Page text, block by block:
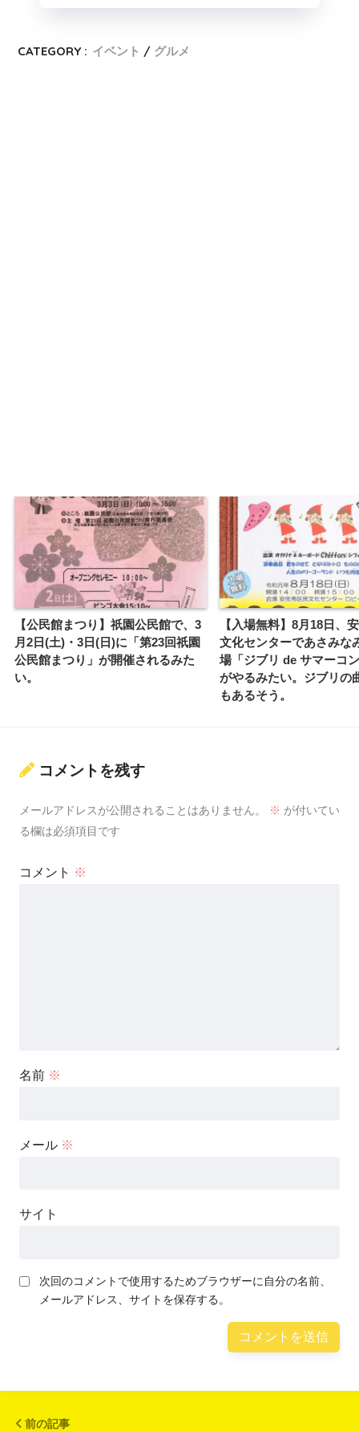
CATEGORY : イベント グルメ
【公民館まつり】祇園公民館で、3
月2日(土)・3日(日)に「第23回祇園
公民館まつり」が開催されるみた
い。
【入場無料】8月18日、
文化センターであさみな
場「ジブリ de サマーコ
がやるみたい。ジブリの
もあるそう。
コメントを残す
メールアドレスが公開されることはありません。 ※ が付いてい
る欄は必須項目です
コメント ※
名前 ※
メール ※
サイト
次回のコメントで使用するためブラウザーに自分の名前、
メールアドレス、サイトを保存する。
前の記事